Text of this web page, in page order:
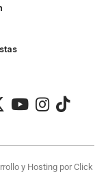
y Hosting porClick